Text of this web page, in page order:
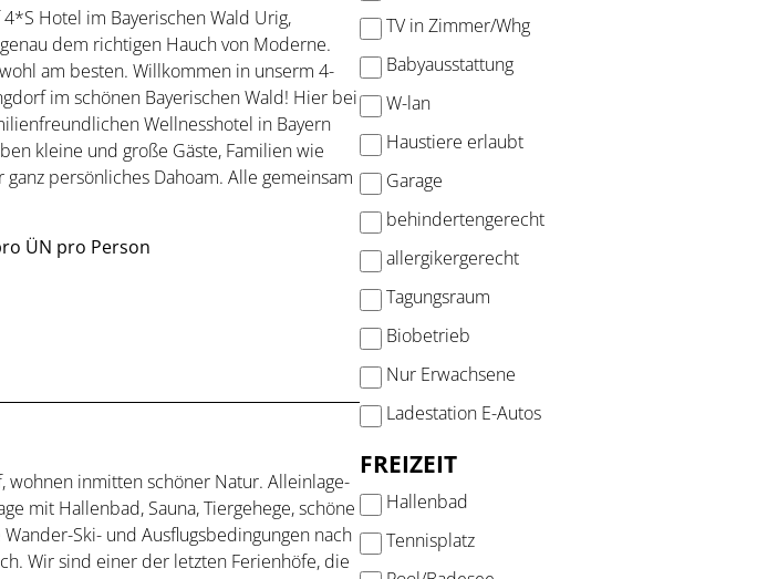
Hotel im Bayerischen Wald Urig,
dem richtigen Hauch von Moderne.
am besten. Willkommen in unserm 4-
im schönen Bayerischen Wald! Hier bei
Wellnesshotel in Bayern
kleine und große Gäste, Familien wie
persönliches Dahoam. Alle gemeinsam
ÜN pro Person
wohnen inmitten schöner Natur. Alleinlage-
mit Hallenbad, Sauna, Tiergehege, schöne
Ski- und Ausflugsbedingungen nach
Wir sind einer der letzten Ferienhöfe, die
TV in Zimmer/Whg
Babyausstattung
W-lan
Haustiere erlaubt
Garage
behindertengerecht
allergikergerecht
Tagungsraum
Biobetrieb
Nur Erwachsene
Ladestation E-Autos
FREIZEIT
Hallenbad
Tennisplatz